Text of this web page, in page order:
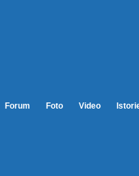
Forum Foto Video